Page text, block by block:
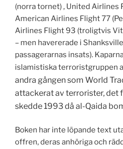
(norra tornet) , United Airlines
American Airlines Flight 77
Airlines Flight 93 (troligtvis
– men havererade i
passagerarnas insats).
islamistiska terroristgruppen
andra gången som World
attackerat av terrorister, det
skedde 1993 då al-Qaida
Boken har inte löpande text
offren, deras anhöriga och